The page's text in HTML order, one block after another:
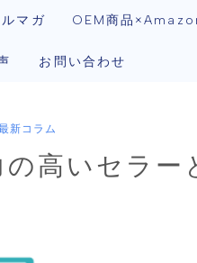
マガ OEM商品
お問い合わせ
新コラム
の高いセラー